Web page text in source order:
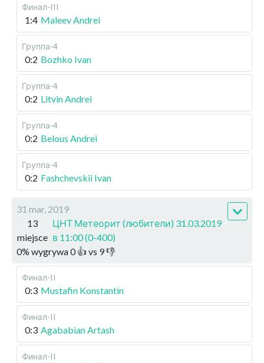
Финал-III
1:4 Maleev Andrei
Группа-4
0:2 Bozhko Ivan
Группа-4
0:2 Litvin Andrei
Группа-4
0:2 Belous Andrei
Группа-4
0:2 Fashchevskii Ivan
31 mar, 2019
13
miejsce
ЦНТ Метеорит (любители) 31.03.2019
в 11:00 (0-400)
0% wygrywa0👍 vs 9👎
Финал-II
0:3 Mustafin Konstantin
Финал-II
0:3 Agababian Artash
Финал-II